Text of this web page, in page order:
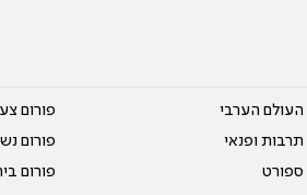
העולם הערבי
תרבות ופנאי
ספורט
פורום
פורום
פורום